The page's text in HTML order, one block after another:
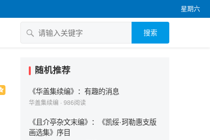
星期六
搜索
随机推荐
《华盖集续编》：有趣的消息
华盖集续编 · 986阅读
《且介亭杂文末编》：《凯绥·珂勒惠支版
画选集》序目